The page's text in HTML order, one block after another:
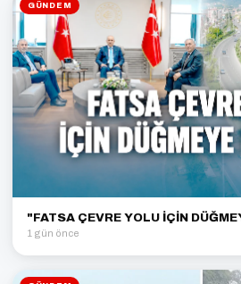
GÜNDEM
"FATSA ÇEVRE YOLU İÇİN
1 gün önce